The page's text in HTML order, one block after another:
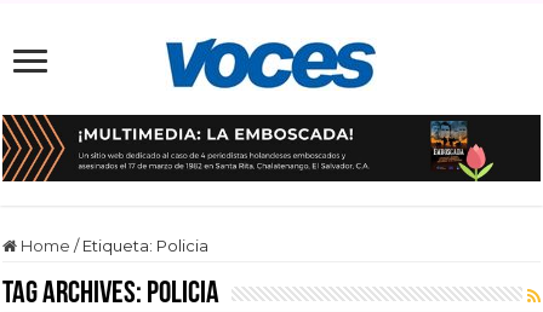
Home / Etiqueta: Policia
Tag Archives: Policia